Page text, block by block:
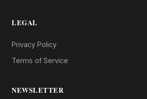
LEGAL
Privacy Policy
Terms of Service
NEWSLETTER